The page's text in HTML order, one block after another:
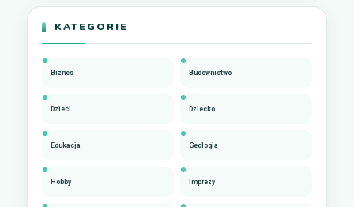
KATEGORIE
Biznes Budownictwo
Dzieci Dziecko
Edukacja Geologia
Hobby Imprezy